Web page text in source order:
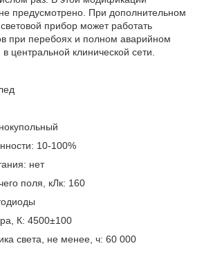
предусмотрено. При дополнительном
прибор может работать
при перебоях и полном аварийном
центральной клинической сети.
10-100%
нет
поля, кЛк: 160
К: 4500±100
света, не менее, ч: 60 000